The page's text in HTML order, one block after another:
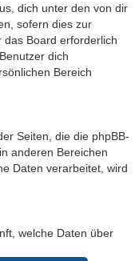
dich unter den von dir
sofern dies zur
Board erforderlich
dich
Bereich
Seiten, die die phpBB-
anderen Bereichen
Daten verarbeitet, wird
welche Daten über